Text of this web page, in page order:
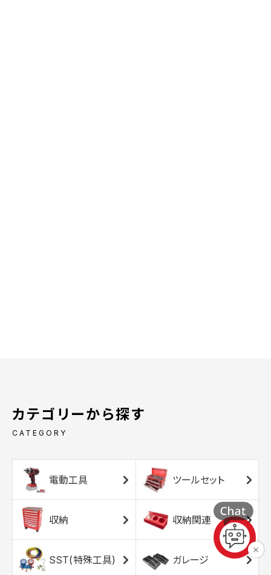
カテゴリーから探す
CATEGORY
電動工具 ツールセット
収納 収納関連
SST(特殊工具) ガレージ